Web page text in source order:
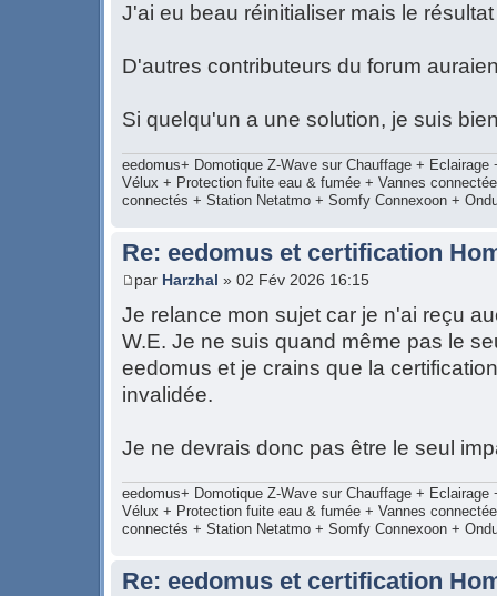
J'ai eu beau réinitialiser mais le
D'autres contributeurs du forum
Si quelqu'un a une solution, je suis
eedomus+ Domotique Z-Wave sur Chauffage +
Vélux + Protection fuite eau & fumée + Vannes
connectés + Station Netatmo + Somfy Connexoon +
Re: eedomus et certification
par Harzhal » 02 Fév 2026 16:15
Je relance mon sujet car je n'ai reçu
W.E. Je ne suis quand même pas le
eedomus et je crains que la
invalidée.
Je ne devrais donc pas être le seul
eedomus+ Domotique Z-Wave sur Chauffage +
Vélux + Protection fuite eau & fumée + Vannes
connectés + Station Netatmo + Somfy Connexoon +
Re: eedomus et certification